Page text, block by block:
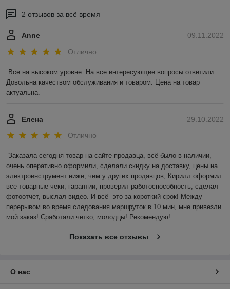
2 отзывов за всё время
09.11.2022
Anne
Отлично
Все на высоком уровне. На все интересующие вопросы ответили.
Довольна качеством обслуживания и товаром. Цена на товар
актуальна.
29.10.2022
Елена
Отлично
Заказала сегодня товар на сайте продавца, всё было в наличии,
очень оперативно оформили, сделали скидку на доставку, цены на
электроинструмент ниже, чем у других продавцов, Кирилл оформил
все товарные чеки, гарантии, проверил работоспособность, сделал
фотоотчет, выслал видео. И всё  это за короткий срок! Между
перерывом во время следования маршруток в 10 мин, мне привезли
мой заказ! Сработали четко, молодцы! Рекомендую!
Показать все отзывы
О нас